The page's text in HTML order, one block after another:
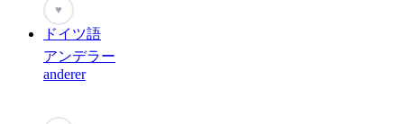
♥
ドイツ語
アンデラー
anderer